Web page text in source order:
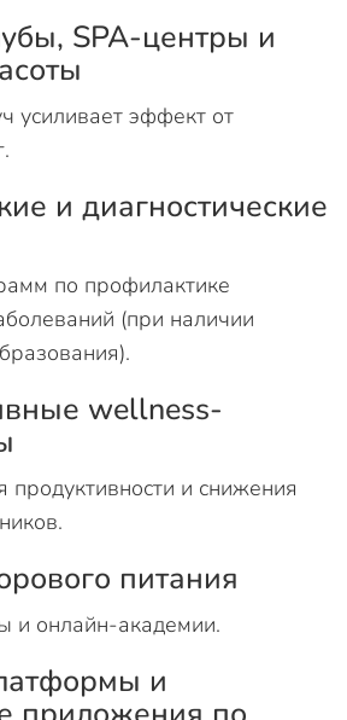
SPA-центры и
усиливает эффект от
и диагностические
по профилактике
(при наличии
wellness-
и снижения
питания
и онлайн-академии.
и